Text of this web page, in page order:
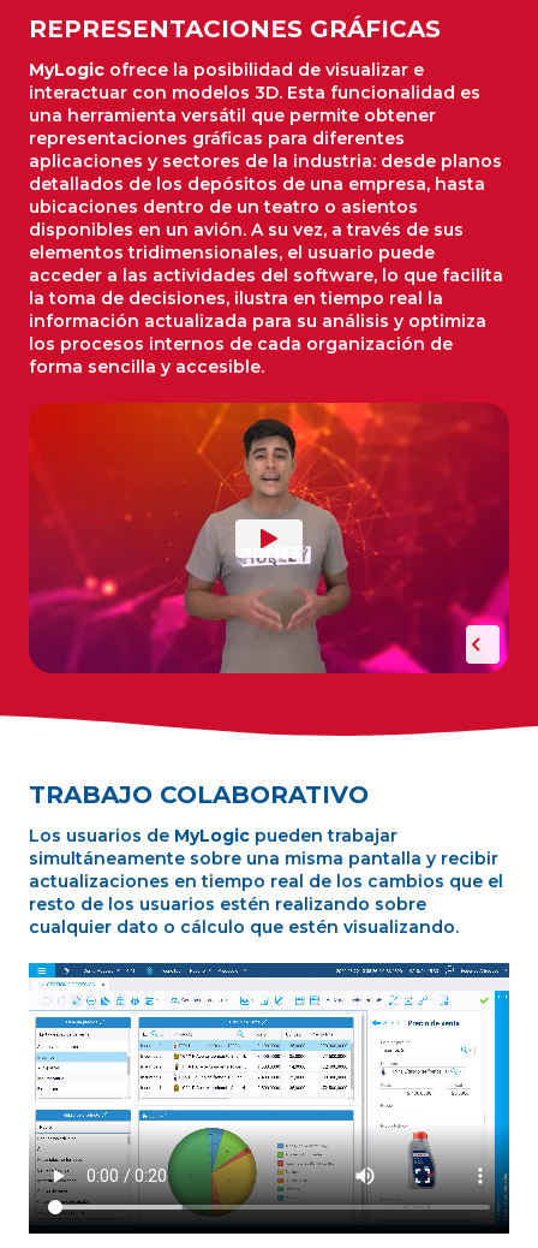
REPRESENTACIONES GRÁFICAS
MyLogic ofrece la posibilidad de visualizar e
interactuar con modelos 3D. Esta funcionalidad es
una herramienta versátil que permite obtener
representaciones gráficas para diferentes
aplicaciones y sectores de la industria: desde planos
detallados de los depósitos de una empresa, hasta
ubicaciones dentro de un teatro o asientos
disponibles en un avión. A su vez, a través de sus
elementos tridimensionales, el usuario puede
acceder a las actividades del software, lo que facilita
la toma de decisiones, ilustra en tiempo real la
información actualizada para su análisis y optimiza
los procesos internos de cada organización de
forma sencilla y accesible.
TRABAJO COLABORATIVO
Los usuarios de MyLogic pueden trabajar
simultáneamente sobre una misma pantalla y recibir
actualizaciones en tiempo real de los cambios que el
resto de los usuarios estén realizando sobre
cualquier dato o cálculo que estén visualizando.